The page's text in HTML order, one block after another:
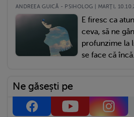
ANDREEA GUICĂ - PSIHOLOG | MARŢI,
E firesc ca
ceva, să ne
profunzime la
se face că
Ne găsești pe